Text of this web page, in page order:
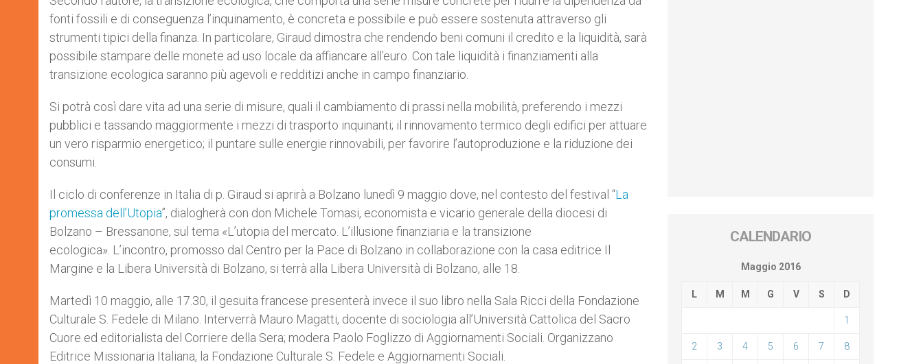
fonti fossili e di conseguenza l’inquinamento, è concreta e possibile e può essere sostenuta attraverso gli
strumenti tipici della finanza. In particolare, Giraud dimostra che rendendo beni comuni il credito e la liquidità, sarà
possibile stampare delle monete ad uso locale da affiancare all’euro. Con tale liquidità i finanziamenti alla
transizione ecologica saranno più agevoli e redditizi anche in campo finanziario.
Si potrà così dare vita ad una serie di misure, quali il cambiamento di prassi nella mobilità, preferendo i mezzi
pubblici e tassando maggiormente i mezzi di trasporto inquinanti; il rinnovamento termico degli edifici per attuare
un vero risparmio energetico; il puntare sulle energie rinnovabili, per favorire l’autoproduzione e la riduzione dei
consumi.
Il ciclo di conferenze in Italia di p. Giraud si aprirà a Bolzano lunedì 9 maggio dove, nel contesto del festival “La
promessa dell’Utopia”, dialogherà con don Michele Tomasi, economista e vicario generale della diocesi di
Bolzano – Bressanone, sul tema «L’utopia del mercato. L’illusione finanziaria e la transizione
ecologica». L’incontro, promosso dal Centro per la Pace di Bolzano in collaborazione con la casa editrice Il
Margine e la Libera Università di Bolzano, si terrà alla Libera Università di Bolzano, alle 18.
Martedì 10 maggio, alle 17.30, il gesuita francese presenterà invece il suo libro nella Sala Ricci della Fondazione
Culturale S. Fedele di Milano. Interverrà Mauro Magatti, docente di sociologia all’Università Cattolica del Sacro
Cuore ed editorialista del Corriere della Sera; modera Paolo Foglizzo di Aggiornamenti Sociali. Organizzano
Editrice Missionaria Italiana, la Fondazione Culturale S. Fedele e Aggiornamenti Sociali.
CALENDARIO
Maggio 2016
L M M G V S D
1
2 3 4 5 6 7 8